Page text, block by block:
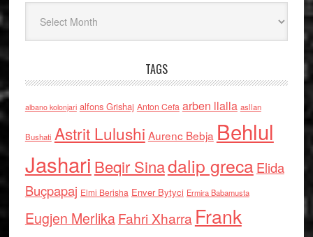
TAGS
albano kolonjari alfons Grishaj Anton Cefa arben llalla asllan
Bushati Astrit Lulushi Aurenc Bebja Behlul
Jashari Beqir Sinadalip grecaElida
Buçpapaj Elmi Berisha Enver Bytyci Ermira Babamusta
Eugjen MerlikaFahri Xharra Frank